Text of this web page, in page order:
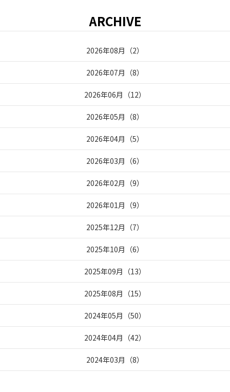
ARCHIVE
2026年08月 （2）
2026年07月 （8）
2026年06月 （12）
2026年05月 （8）
2026年04月 （5）
2026年03月 （6）
2026年02月 （9）
2026年01月 （9）
2025年12月 （7）
2025年10月 （6）
2025年09月 （13）
2025年08月 （15）
2024年05月 （50）
2024年04月 （42）
2024年03月 （8）